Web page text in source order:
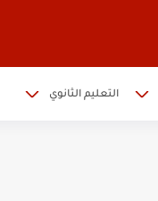
التعليم الثانوي